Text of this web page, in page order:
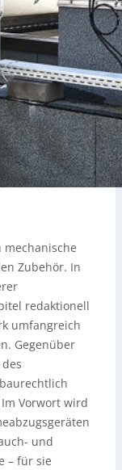
Zubehör. In
redaktionell
umfangreich
Gegenüber
Vorwort wird
und
– für sie